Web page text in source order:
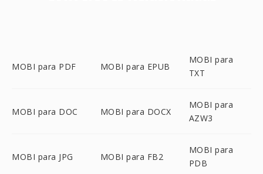
MOBI para PDF MOBI para EPUB
MOBI para
TXT
MOBI para DOC MOBI para DOCX
MOBI para
AZW3
MOBI para JPG MOBI para FB2
MOBI para
PDB